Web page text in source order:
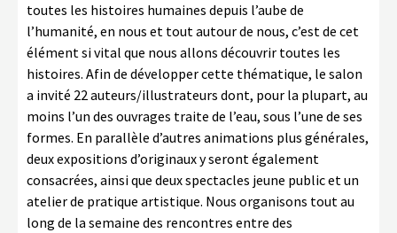
toutes les histoires humaines depuis l’aube de
l’humanité, en nous et tout autour de nous, c’est de cet
élément si vital que nous allons découvrir toutes les
histoires. Afin de développer cette thématique, le salon
a invité 22 auteurs/illustrateurs dont, pour la plupart, au
moins l’un des ouvrages traite de l’eau, sous l’une de ses
formes. En parallèle d’autres animations plus générales,
deux expositions d’originaux y seront également
consacrées, ainsi que deux spectacles jeune public et un
atelier de pratique artistique. Nous organisons tout au
long de la semaine des rencontres entre des